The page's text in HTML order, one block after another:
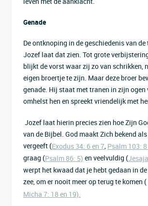
Genade
De ontknoping in de geschiedenis van
Jozef laat dat zien. Tot grote
blijkt de vorst waar zij zo van schrikken,
eigen broertje te zijn. Maar deze broer
genade. Hij staat met tranen in zijn ogen
omhelst hen en spreekt vriendelijk met
Jozef laat hierin precies zien hoe Zijn
van de Bijbel. God maakt Zich bekend als
vergeeft (Exodus 34: 6 en 7, Psalm 103:
graag (Psalm 86: 5) en veelvuldig (
werpt het kwaad dat je hebt gedaan in
zee, om er nooit meer op terug te komen (
Micha 7: 18 en 19).